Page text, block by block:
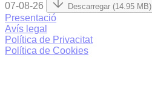
07-08-26 Descarregar (14.95 MB)
Presentació
Avís legal
Política de Privacitat
Política de Cookies